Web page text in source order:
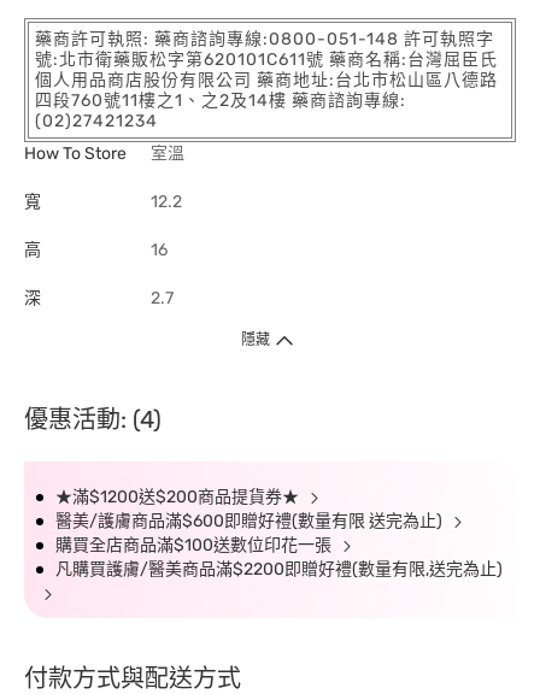
藥商許可執照: 藥商諮詢專線:0800-051-148 許可執照字
號:北市衛藥販松字第620101C611號 藥商名稱:台灣屈臣氏
個人用品商店股份有限公司 藥商地址:台北市松山區八德路
四段760號11樓之1、之2及14樓 藥商諮詢專線:
(02)27421234
How To Store
室溫
寬 12.2
高 16
深 2.7
隱藏
優惠活動: (4)
★滿$1200送$200商品提貨券★
醫美/護膚商品滿$600即贈好禮(數量有限 送完為止)
購買全店商品滿$100送數位印花一張
凡購買護膚/醫美商品滿$2200即贈好禮(數量有限,送完為止)
付款方式與配送方式